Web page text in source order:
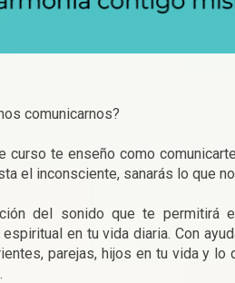
comunicarnos?
te enseño como
el inconsciente, sanarás lo que
del sonido que te permitirá
en tu vida diaria. Con
parejas, hijos en tu vida y lo